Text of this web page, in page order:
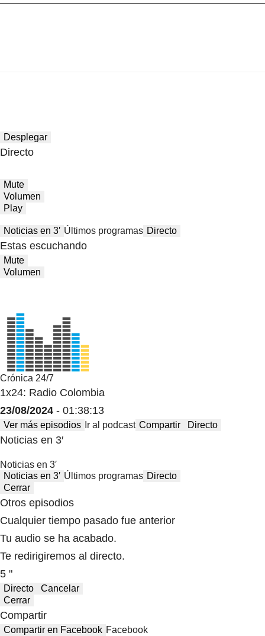
Desplegar
Directo
Mute
Volumen
Play
Noticias en 3′ Últimos programas Directo
Estas escuchando
Mute
Volumen
Crónica 24/7
1x24: Radio Colombia
23/08/2024 - 01:38:13
Ver más episodios Ir al podcast Compartir Directo
Noticias en 3′
Noticias en 3′
Noticias en 3′ Últimos programas Directo
Cerrar
Otros episodios
Cualquier tiempo pasado fue anterior
Tu audio se ha acabado.
Te redirigiremos al directo.
5 "
Directo
Cancelar
Cerrar
Compartir
Compartir en Facebook Facebook